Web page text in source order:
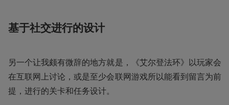
基于社交进行的设计
另一个让我颇有微辞的地方就是，《艾尔登法环》以玩家会
在互联网上讨论，或是至少会联网游戏所以能看到留言为前
提，进行的关卡和任务设计。